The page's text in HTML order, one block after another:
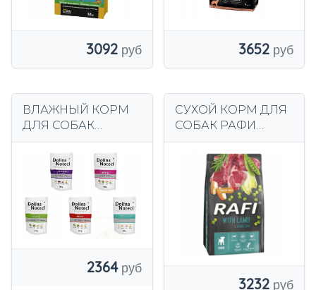
3092 3652
ВЛАЖНЫЙ КОРМ
ДЛЯ СОБАК
10X500 СМЕСЬ
ВКУСОВ
2364
СУХОЙ КОРМ ДЛЯ
СОБАК РАФИ
3232